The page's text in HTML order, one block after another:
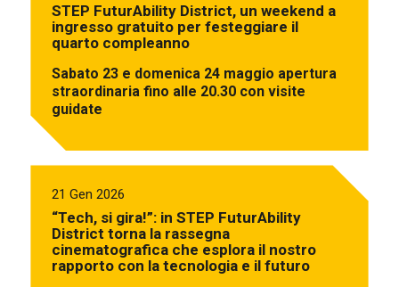
STEP FuturAbility District, un weekend a
ingresso gratuito per festeggiare il
quarto compleanno
Sabato 23 e domenica 24 maggio apertura
straordinaria fino alle 20.30 con visite
guidate
21 Gen 2026
“Tech, si gira!”: in STEP FuturAbility
District torna la rassegna
cinematografica che esplora il nostro
rapporto con la tecnologia e il futuro